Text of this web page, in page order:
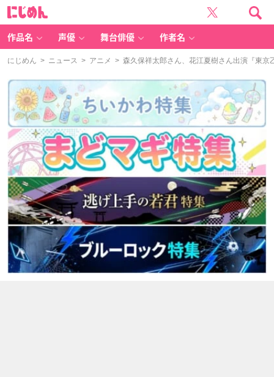
作品名 声優 舞台俳優 作者名
にじめん > ニュース > アニメ > 森久保祥太郎さん、花江夏樹さん出演『東京